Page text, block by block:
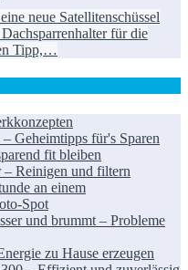
neue Satellitenschüssel
für die
Tipp,…